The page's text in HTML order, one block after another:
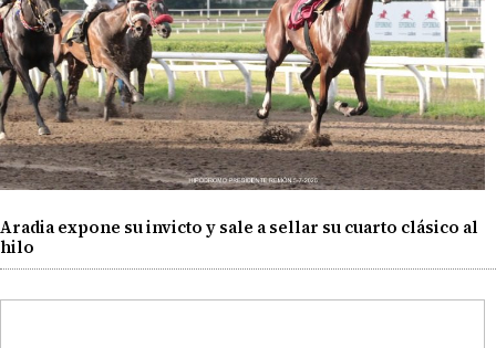
Aradia expone su invicto y sale a sellar su cuarto clásico al
hilo